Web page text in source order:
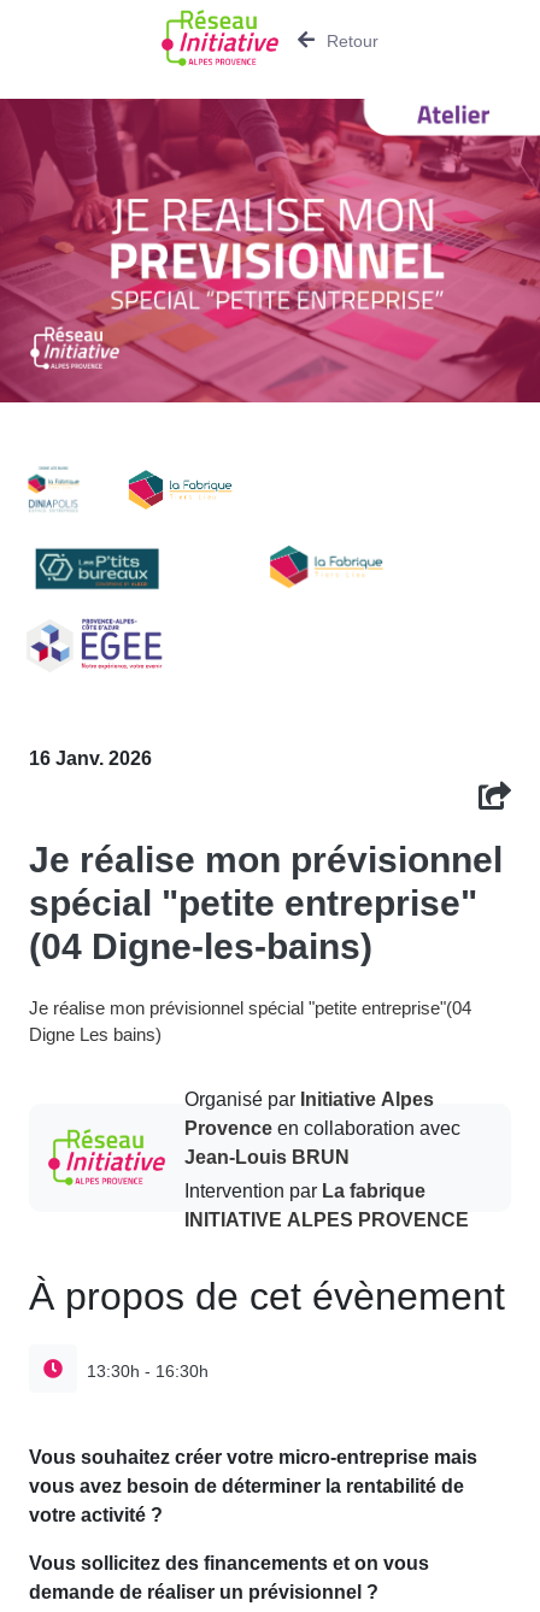
Retour
16 Janv. 2026
Je réalise mon prévisionnel
spécial "petite entreprise"
(04 Digne-les-bains)
Je réalise mon prévisionnel spécial "petite entreprise"(04
Digne Les bains)
Organisé parInitiative Alpes
Provenceen collaboration avec
Jean-Louis BRUN
Intervention parLa fabrique
INITIATIVE ALPES PROVENCE
À propos de cet évènement
13:30h - 16:30h
Vous souhaitez créer votre micro-entreprise mais
vous avez besoin de déterminer la rentabilité de
votre activité ?
Vous sollicitez des financements et on vous
demande de réaliser un prévisionnel ?